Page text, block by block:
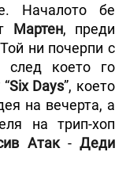
Началото бе
Мартен, преди
ни почерпи с
след което го
“Six Days”, което
на вечерта, а
на трип-хоп
Атак-Деди